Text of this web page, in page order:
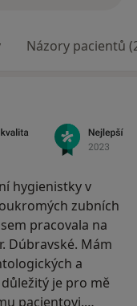
Názory pacientů
hygienistky v
zubních
pracovala na
Dúbravské. Mám
a
je pro mě
pacientovi.